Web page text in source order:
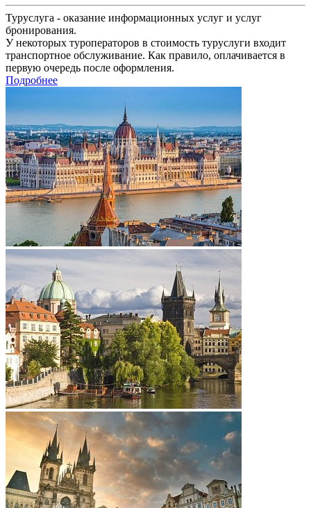
Туруслуга - оказание информационных услуг и услуг
бронирования.
У некоторых туроператоров в стоимость туруслуги входит
транспортное обслуживание. Как правило, оплачивается в
первую очередь после оформления.
Подробнее